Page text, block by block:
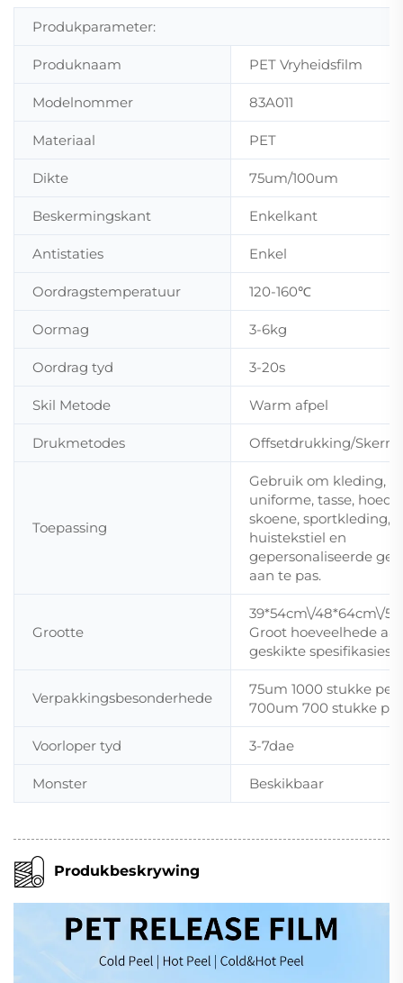
Produkparameter:
Produknaam PET Vryheidsfilm
Modelnommer 83A011
Materiaal PET
Dikte 75um/100um
Beskermingskant Enkelkant
Antistaties Enkel
Oordragstemperatuur 120-160℃
Oormag 3-6kg
Oordrag tyd 3-20s
Skil Metode Warm afpel
Drukmetodes Offsetdrukking/
Toepassing
Gebruik om kleding,
uniforme, tasse,
skoene, sportkleding,
huistekstiel en
gepersonaliseerde
aan te pas.
Grootte
39*54cm\/48*64cm\/
Groot hoeveelhede
geskikte spesifikasies
Verpakkingsbesonderhede
75um 1000 stukke per
700um 700 stukke
Voorloper tyd 3-7dae
Monster Beskikbaar
Produkbeskrywing